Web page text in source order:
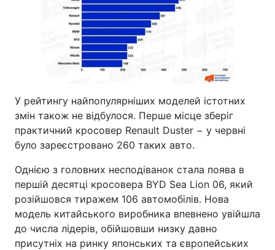
У рейтингу найпопулярніших моделей істотних
змін також не відбулося. Перше місце зберіг
практичний кросовер Renault Duster − у червні
було зареєстровано 260 таких авто.
Однією з головних несподіванок стала поява в
першій десятці кросовера BYD Sea Lion 06, який
розійшовся тиражем 106 автомобілів. Нова
модель китайського виробника впевнено увійшла
до числа лідерів, обійшовши низку давно
присутніх на ринку японських та європейських